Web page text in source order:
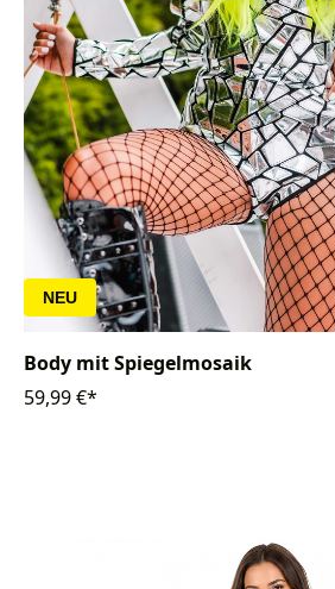
NEU
Body mit Spiegelmosaik
59,99 €*